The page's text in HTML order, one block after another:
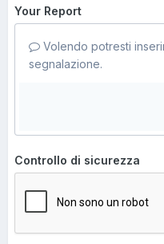
Your Report
Volendo potresti
segnalazione.
Controllo di sicurezza